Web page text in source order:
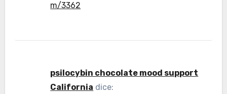
m/3362
psilocybin chocolate mood support
California dice: